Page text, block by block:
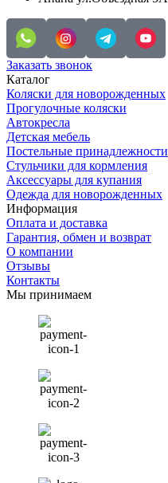
Заказать звонок
Каталог
Коляски для новорожденных
Прогулочные коляски
Автокресла
Детская мебель
Постельные принадлежности
Стульчики для кормления
Аксессуары для купания
Одежда для новорожденных
Информация
Оплата и доставка
Гарантия, обмен и возврат
О компании
Отзывы
Контакты
Мы принимаем